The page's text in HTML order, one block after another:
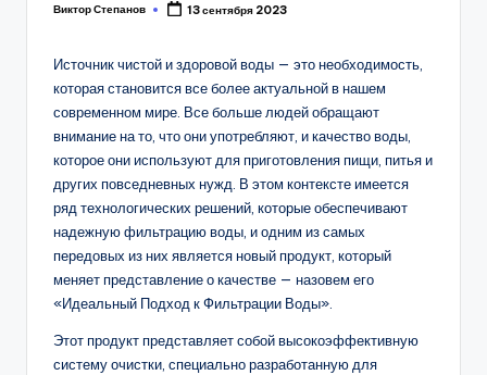
Posted
Виктор Степанов 13 сентября 2023
Источник чистой и здоровой воды — это необходимость,
которая становится все более актуальной в нашем
современном мире. Все больше людей обращают
внимание на то, что они употребляют, и качество воды,
которое они используют для приготовления пищи, питья и
других повседневных нужд. В этом контексте имеется
ряд технологических решений, которые обеспечивают
надежную фильтрацию воды, и одним из самых
передовых из них является новый продукт, который
меняет представление о качестве — назовем его
«Идеальный Подход к Фильтрации Воды».
Этот продукт представляет собой высокоэффективную
систему очистки, специально разработанную для